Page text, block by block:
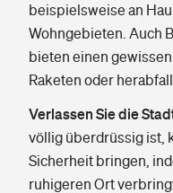
beispielsweise an
Wohngebieten. Auch
bieten einen
Raketen oder
Verlassen Sie die
völlig überdrüssig ist,
Sicherheit bringen,
ruhigeren Ort